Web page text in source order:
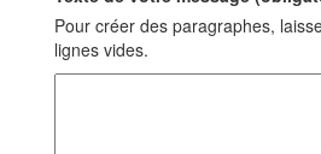
Pour créer des paragraphes,
lignes vides.